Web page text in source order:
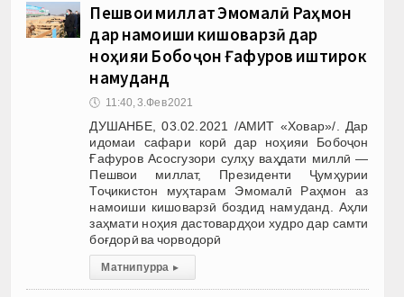
Пешвои миллат Эмомалӣ Раҳмон
дар намоиши кишоварзӣ дар
ноҳияи Бобоҷон Ғафуров иштирок
намуданд
🕔 11:40, 3.Фев 2021
ДУШАНБЕ, 03.02.2021 /АМИТ «Ховар»/. Дар
идомаи сафари корӣ дар ноҳияи Бобоҷон
Ғафуров Асосгузори сулҳу ваҳдати миллӣ —
Пешвои миллат, Президенти Ҷумҳурии
Тоҷикистон муҳтарам Эмомалӣ Раҳмон аз
намоиши кишоварзӣ боздид намуданд. Аҳли
заҳмати ноҳия дастовардҳои худро дар самти
боғдорӣ ва чорводорӣ
Матни пурра ▸